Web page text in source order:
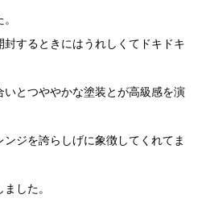
するときにはうれしくてドキドキ
とつややかな塗装とが高級感を演
ジを誇らしげに象徴してくれてま
した。